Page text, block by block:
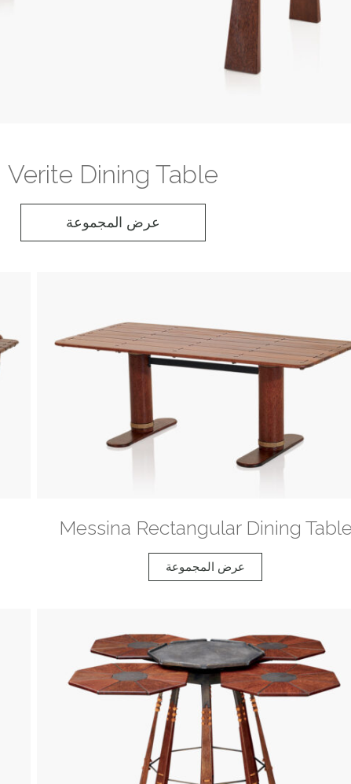
Verite Dining Table
عرض المجموعة
Messina Rectangular Dining
عرض المجموعة